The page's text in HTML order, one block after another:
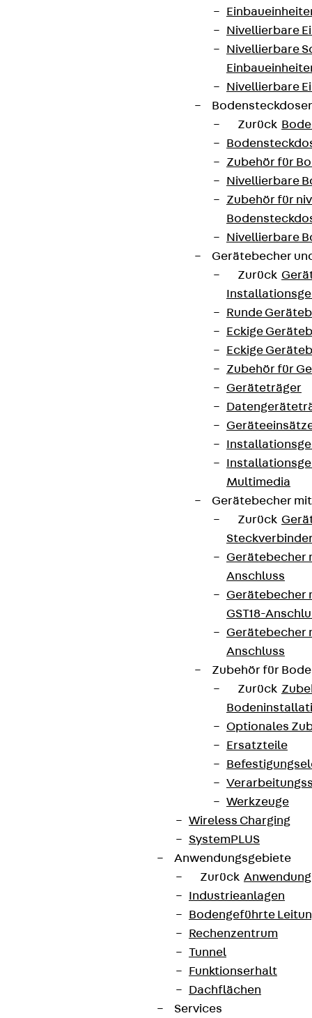
Nivellierbare
Nivellierbare
Nivellierbare
Zurück
Zubehör für
Nivellierbare
Zubehör für
Nivellierbare
Gerätebecher
Zurück
Runde
Eckige
Eckige
Zubehör für
Geräteträger
Multimedia
Gerätebecher
Zurück
Gerätebecher
Anschluss
Gerätebecher
GST18-
Gerätebecher
Anschluss
Zubehör für
Zurück
Optionales
Ersatzteile
Werkzeuge
Wireless Charging
SystemPLUS
Anwendungsgebiete
Zurück
Industrieanlagen
Bodengeführte
Rechenzentrum
Tunnel
Funktionserhalt
Dachflächen
Services